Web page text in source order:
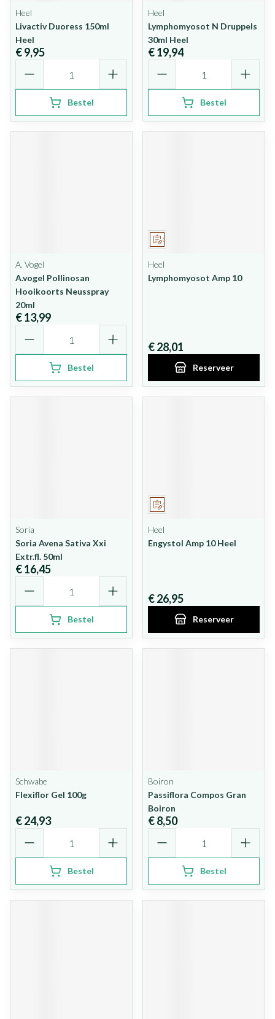
Heel
Livactiv Duoress 150ml
Heel
€ 9,95
Bestel
Heel
Lymphomyosot N Druppels
30ml Heel
€ 19,94
Bestel
A. Vogel
A.vogel Pollinosan
Hooikoorts Neusspray
20ml
€ 13,99
Bestel
Op voorschrift
Heel
Lymphomyosot Amp 10
€ 28,01
Reserveer
Soria
Soria Avena Sativa Xxi
Extr.fl. 50ml
€ 16,45
Bestel
Op voorschrift
Heel
Engystol Amp 10 Heel
€ 26,95
Reserveer
Schwabe
Flexiflor Gel 100g
€ 24,93
Bestel
Boiron
Passiflora Compos Gran
Boiron
€ 8,50
Bestel